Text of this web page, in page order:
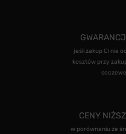
jeśli zakup Ci nie
kosztów przy
CENY
w porównaniu ze